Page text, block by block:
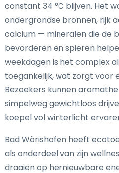
constant 34 °C blijven. Het
ondergrondse bronnen, rijk
calcium — mineralen die de
bevorderen en spieren
weekdagen is het complex
toegankelijk, wat zorgt voor
Bezoekers kunnen
simpelweg gewichtloos
koepel vol winterlicht
Bad Wörishofen heeft
als onderdeel van zijn
draaien op hernieuwbare